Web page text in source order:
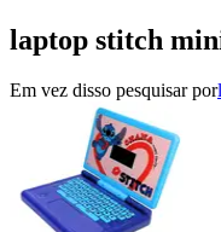
laptop stitch
Em vez disso pesquisar por